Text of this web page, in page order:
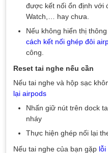
được kết nối ổn định với
Watch,… hay chưa.
Nếu không hiển thị
cách kết nối ghép đôi
công.
Reset tai nghe nếu cần
Nếu tai nghe và hộp sạc
lại airpods
Nhấn giữ nút trên dock
nháy
Thực hiện ghép nối lại
Nếu tai nghe của bạn gặp lỗi